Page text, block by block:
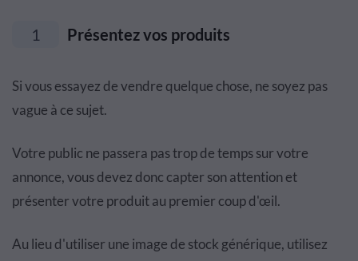
1 Présentez vos produits
Si vous essayez de vendre quelque chose, ne soyez pas
vague à ce sujet.
Votre public ne passera pas trop de temps sur votre
annonce, vous devez donc capter son attention et
présenter votre produit au premier coup d'œil.
Au lieu d'utiliser une image de stock générique, utilisez